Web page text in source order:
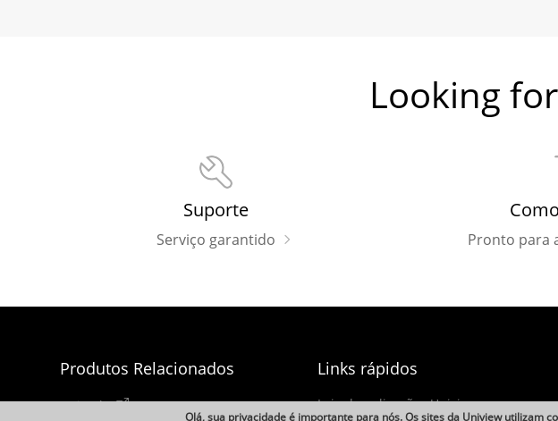
Olá, sua privacidade é importante para nós. Os sites da Uniview utilizam
Looking
Suporte
Serviço garantido Pronto para
Produtos Relacionados
Uniarch
Links rápidos
Loja de aplicações Uniview